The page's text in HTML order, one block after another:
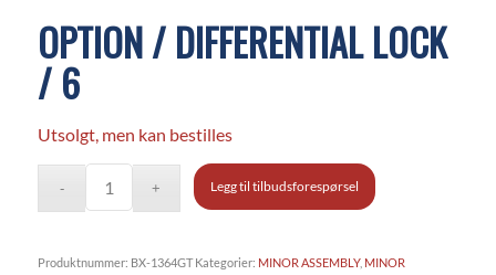
OPTION / DIFFERENTIAL LOCK
/ 6
Utsolgt, men kan bestilles
Legg til tilbudsforespørsel
Produktnummer: BX-1364GT Kategorier: MINOR ASSEMBLY, MINOR